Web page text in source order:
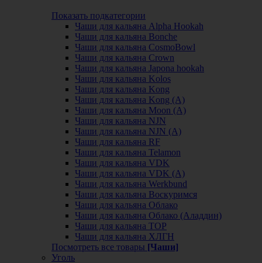
Показать подкатегории
Чаши для кальяна Alpha Hookah
Чаши для кальяна Bonche
Чаши для кальяна CosmoBowl
Чаши для кальяна Crown
Чаши для кальяна Japona hookah
Чаши для кальяна Kolos
Чаши для кальяна Kong
Чаши для кальяна Kong (A)
Чаши для кальяна Moon (А)
Чаши для кальяна NJN
Чаши для кальяна NJN (А)
Чаши для кальяна RF
Чаши для кальяна Telamon
Чаши для кальяна VDK
Чаши для кальяна VDK (А)
Чаши для кальяна Werkbund
Чаши для кальяна Воскуримся
Чаши для кальяна Облако
Чаши для кальяна Облако (Аладдин)
Чаши для кальяна ТОР
Чаши для кальяна ХЛГН
Посмотреть все товары [Чаши]
Уголь